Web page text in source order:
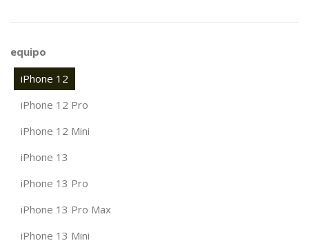
equipo
iPhone 12
iPhone 12 Pro
iPhone 12 Mini
iPhone 13
iPhone 13 Pro
iPhone 13 Pro Max
iPhone 13 Mini